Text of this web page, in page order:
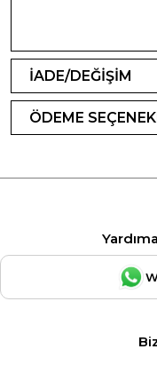
İADE/DEĞİŞİM
ÖDEME